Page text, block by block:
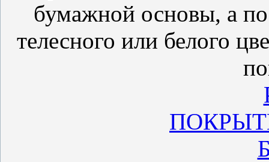
бумажной основы, а
телесного или белого